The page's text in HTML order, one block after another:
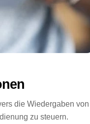
die Wiedergaben von
zu steuern.